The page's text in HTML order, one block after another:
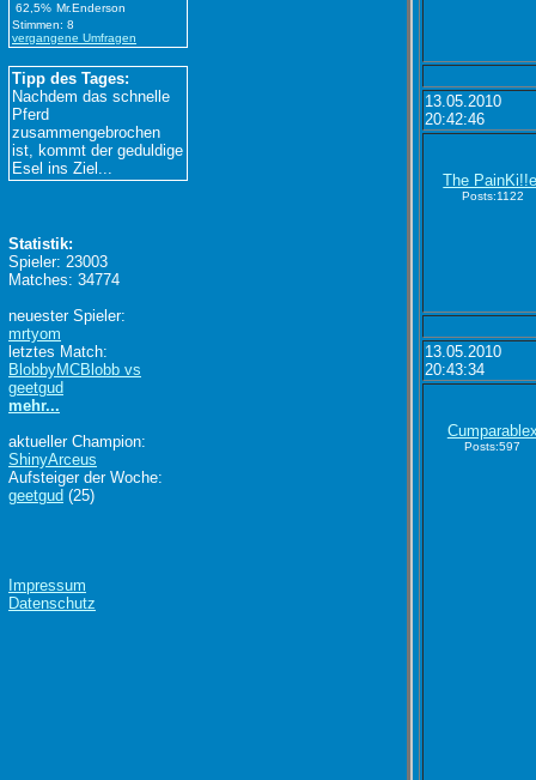
13.05.2010
20:42:46
The
Posts:1122
13.05.2010
20:43:34
Posts:597
62,5% Mr.Enderson
Stimmen: 8
vergangene Umfragen
Tipp des Tages:
Nachdem das schnelle
Pferd
zusammengebrochen
ist, kommt der geduldige
Esel ins Ziel...
Statistik:
Spieler: 23003
Matches: 34774
neuester Spieler:
mrtyom
letztes Match:
BlobbyMCBlobb vs
geetgud
mehr...
aktueller Champion:
ShinyArceus
Aufsteiger der Woche:
geetgud (25)
Impressum
Datenschutz